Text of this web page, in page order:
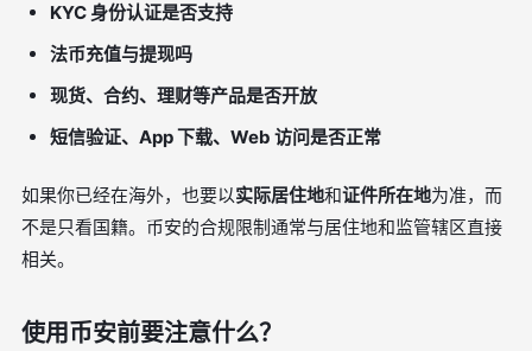
KYC 身份认证是否支持
法币充值与提现吗
现货、合约、理财等产品是否开放
短信验证、App 下载、Web 访问是否正常
如果你已经在海外，也要以实际居住地和证件所在地为准，而
不是只看国籍。币安的合规限制通常与居住地和监管辖区直接
相关。
使用币安前要注意什么？